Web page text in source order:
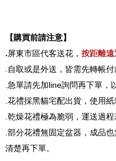
【購買前請注意】
.屏東市區代客送花， 按距離
.自取或是外送，皆需先轉帳付
.急單請先加line詢問再下單，
.花禮採黑貓宅配出貨，使用
.乾燥花禮極為脆弱，運送過
.部分花禮無固定盆器，成品
清楚再下單。